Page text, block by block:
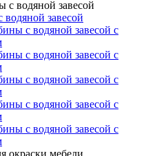
завесой
с водяной завесой с
с водяной завесой с
с водяной завесой с
с водяной завесой с
с водяной завесой с